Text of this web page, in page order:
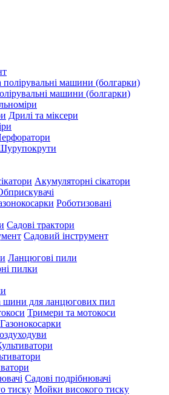
машини (болгарки)
Дрилі та міксери
Акумуляторні сікатори
Роботизовані
Садові трактори
Садовий інструмент
Ланцюгові пили
пилки
шини для ланцюгових пил
Тримери та мотокоси
Газонокосарки
Садові подрібнювачі
Мойки високого тиску